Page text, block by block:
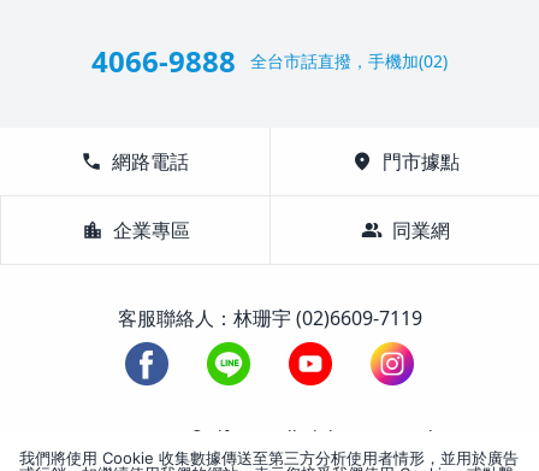
4066-9888 全台市話直撥，手機加(02)
call 網路電話 location_on 門市據點
location_city 企業專區 group 同業網
客服聯絡人：林珊宇 (02)6609-7119
1988-2026 © Lifetour All Rights Reserved.
我們將使用 Cookie 收集數據傳送至第三方分析使用者情形，並用於廣告